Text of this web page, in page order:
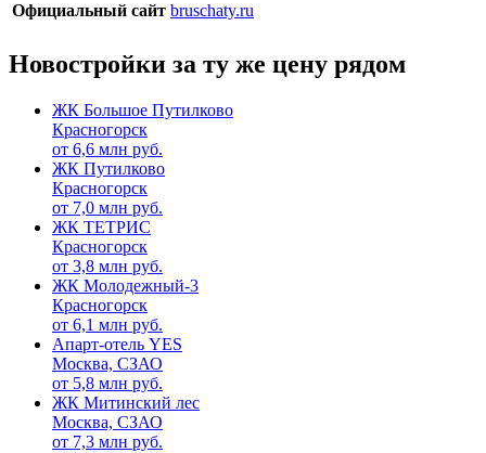
Официальный сайт bruschaty.ru
Новостройки за ту же цену рядом
ЖК Большое Путилково
Красногорск
от 6,6 млн руб.
ЖК Путилково
Красногорск
от 7,0 млн руб.
ЖК ТЕТРИС
Красногорск
от 3,8 млн руб.
ЖК Молодежный-3
Красногорск
от 6,1 млн руб.
Апарт-отель YES
Москва, СЗАО
от 5,8 млн руб.
ЖК Митинский лес
Москва, СЗАО
от 7,3 млн руб.